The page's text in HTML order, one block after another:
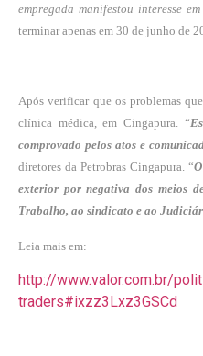
empregada manifestou interesse
terminar apenas em 30 de junho de
Após verificar que os problemas
clínica médica, em Cingapura. “
comprovado pelos atos e
diretores da Petrobras Cingapura. “
exterior por negativa dos meios
Trabalho, ao sindicato e ao
Leia mais em:
http://www.valor.com.br/
traders#ixzz3Lxz3GSCd